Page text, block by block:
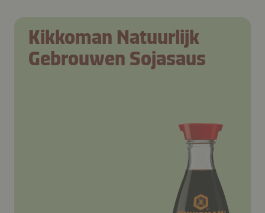
Kikkoman Natuurlijk
Gebrouwen Sojasaus